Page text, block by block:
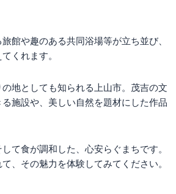
館や趣のある共同浴場等が立ち並び、
くれます。
地としても知られる上山市。茂吉の文
施設や、美しい自然を題材にした作品
て食が調和した、心安らぐまちです。
、その魅力を体験してみてください。